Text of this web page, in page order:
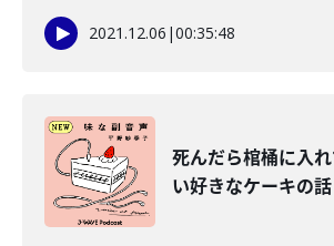
2021.12.06 |00:35:48
死んだら棺桶に入
い好きなケーキの